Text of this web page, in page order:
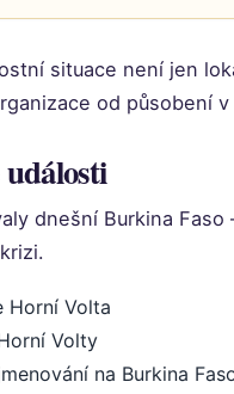
situace není jen
od působení v
události
dnešní Burkina
Horní Volta
Volty
na Burkina